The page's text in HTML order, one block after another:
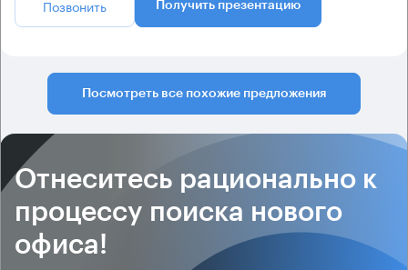
Позвонить Получить презентацию
Посмотреть все похожие предложения
Отнеситесь рационально к
процессу поиска нового
офиса!